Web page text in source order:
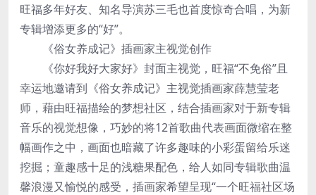
旺福多年好友、知名导演苏三毛也首度惊奇合唱，为新
专辑增添更多的“好”。
《俗女养成记》插画家主视觉创作
《你好我好大家好》封面主视觉，旺福“不免俗”且
幸运地邀请到《俗女养成记》主视觉插画家薛慧莹老
师，藉由旺福描绘的梦想社区，结合插画家对于新专辑
音乐的视觉想像，巧妙的将12首歌曲代表画面微缩在整
幅画作之中，画面也暗藏了许多趣味的小彩蛋留给乐迷
挖掘；童趣感十足的浅糖果配色，给人如同专辑歌曲温
馨浪漫又愉悦的感受，插画家希望呈现“一个旺福社区场